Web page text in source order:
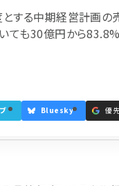
する中期経営計画
ても30億円から
Bluesky 優